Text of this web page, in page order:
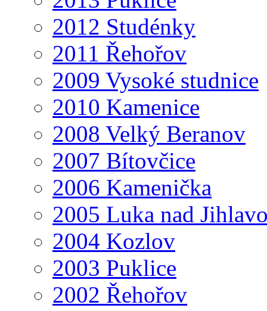
2012 Studénky
2011 Řehořov
2009 Vysoké studnice
2010 Kamenice
2008 Velký Beranov
2007 Bítovčice
2006 Kamenička
2005 Luka nad
2004 Kozlov
2003 Puklice
2002 Řehořov